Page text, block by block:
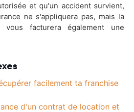
et qu'un accident survient,
ne s'appliquera pas, mais la
facturera également une
facilement ta franchise
d'un contrat de location et